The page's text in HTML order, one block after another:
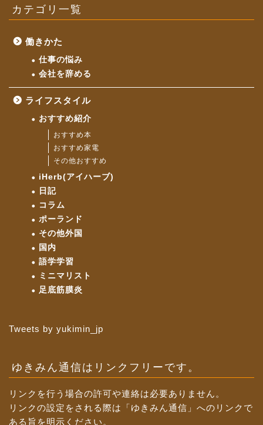
カテゴリ一覧
働きかた
仕事の悩み
会社を辞める
ライフスタイル
おすすめ紹介
おすすめ本
おすすめ家電
その他おすすめ
iHerb(アイハーブ)
日記
コラム
ポーランド
その他外国
国内
語学学習
ミニマリスト
足底筋膜炎
Tweets by yukimin_jp
ゆきみん通信はリンクフリーです。
リンクを行う場合の許可や連絡は必要ありません。
リンクの設定をされる際は「ゆきみん通信」へのリンクで
ある旨を明示ください。